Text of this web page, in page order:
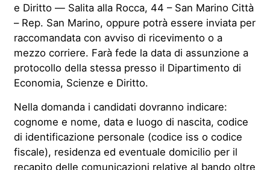
e Diritto — Salita alla Rocca, 44 – San Marino Città
– Rep. San Marino, oppure potrà essere inviata per
raccomandata con avviso di ricevimento o a
mezzo corriere. Farà fede la data di assunzione a
protocollo della stessa presso il Dipartimento di
Economia, Scienze e Diritto.
Nella domanda i candidati dovranno indicare:
cognome e nome, data e luogo di nascita, codice
di identificazione personale (codice iss o codice
fiscale), residenza ed eventuale domicilio per il
recapito delle comunicazioni relative al bando oltre